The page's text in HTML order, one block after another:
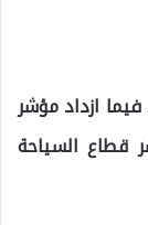
قطاع المصارف زيادة بـ0.16%، فيما ازداد مؤشر
مؤشر قطاع السياحة